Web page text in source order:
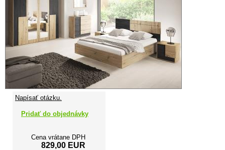
Napísať otázku.
Pridať do objednávky
Cena vrátane DPH
829,00 EUR